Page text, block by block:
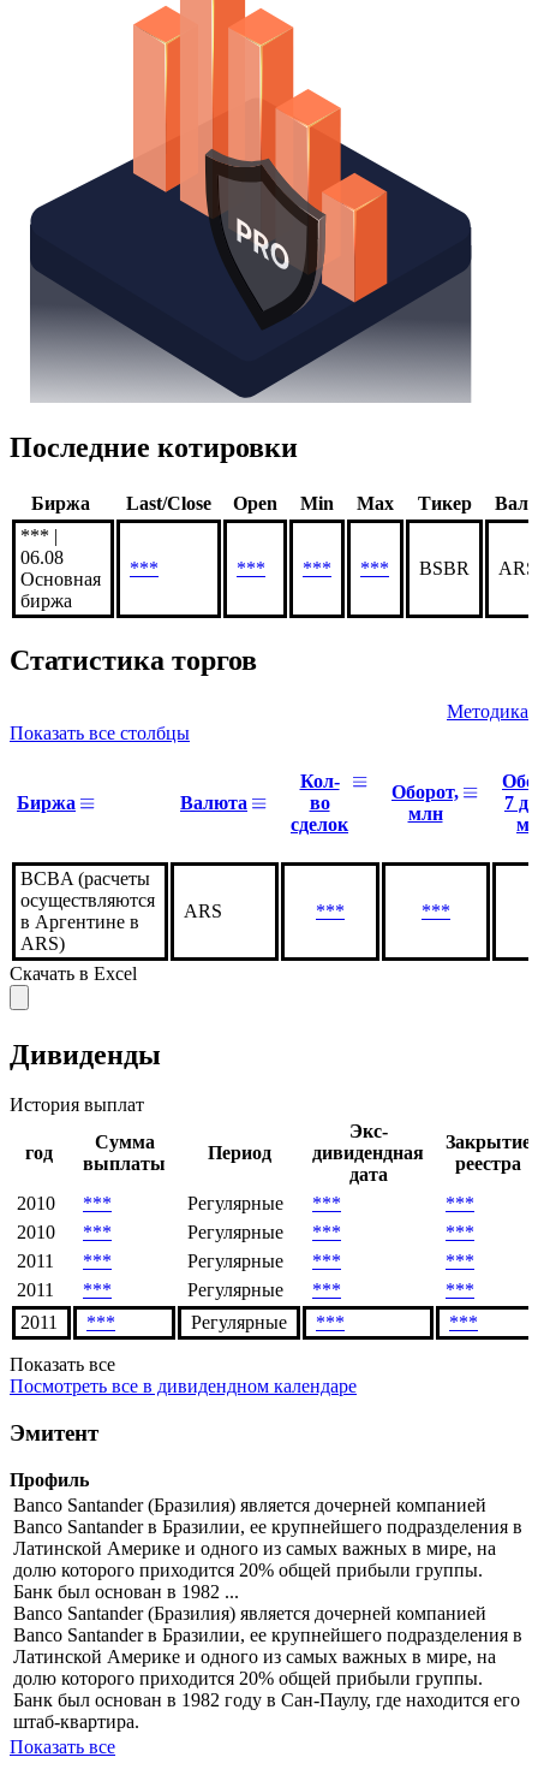
Последние котировки
Биржа Last/Close Open Min Max Тикер
*** |
06.08
Основная
биржа
*** *** *** *** BSBR ARS
Статистика торгов
Методика
Показать все столбцы
Биржа Валюта
Кол-
во
сделок
Оборот,
млн
7
BCBA (расчеты
осуществляются
в Аргентине в
ARS)
ARS *** ***
Скачать в Excel
Дивиденды
История выплат
год
Сумма
выплаты
Период
Экс-
дивидендная
дата
Закрытие
реестра
2010
*** Регулярные ***
***
2010
*** Регулярные ***
***
2011
*** Регулярные ***
***
2011
*** Регулярные ***
***
2011
*** Регулярные *** ***
Показать все
Посмотреть все в дивидендном календаре
Эмитент
Профиль
Banco Santander (Бразилия) является дочерней компанией
Banco Santander в Бразилии, ее крупнейшего подразделения в
Латинской Америке и одного из самых важных в мире, на
долю которого приходится 20% общей прибыли группы.
Банк был основан в 1982 ...
Banco Santander (Бразилия) является дочерней компанией
Banco Santander в Бразилии, ее крупнейшего подразделения в
Латинской Америке и одного из самых важных в мире, на
долю которого приходится 20% общей прибыли группы.
Банк был основан в 1982 году в Сан-Паулу, где находится его
штаб-квартира.
Показать все